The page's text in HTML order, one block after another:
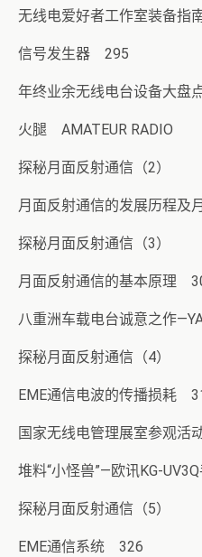
无线电爱好者工作室装备指南
信号发生器 295
年终业余无线电台设备大
火腿 AMATEUR RADIO
探秘月面反射通信（2）
月面反射通信的发展历程
探秘月面反射通信（3）
月面反射通信的基本原理
八重洲车载电台诚意之作
探秘月面反射通信（4）
EME通信电波的传播损耗
国家无线电管理展室参观
堆料“小怪兽”—欧讯KG-
探秘月面反射通信（5）
EME通信系统 326